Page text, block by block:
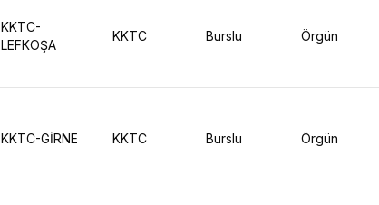
KKTC-
LEFKOŞA
KKTC Burslu Örgün
KKTC-GİRNE KKTC Burslu Örgün